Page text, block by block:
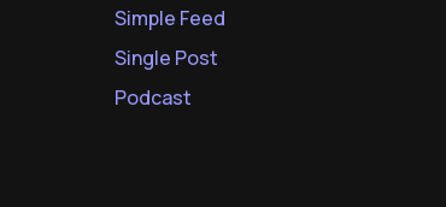
Simple Feed
Single Post
Podcast